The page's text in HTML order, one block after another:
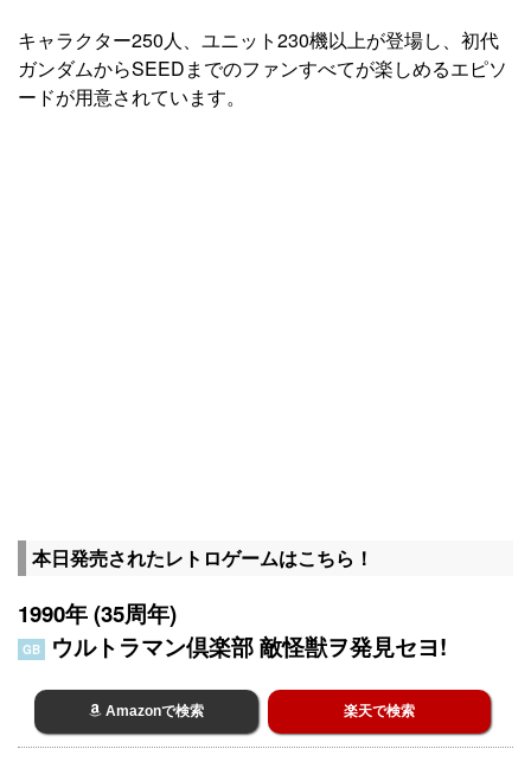
キャラクター250人、ユニット230機以上が登場し、初代
ガンダムからSEEDまでのファンすべてが楽しめるエピソ
ードが用意されています。
本日発売されたレトロゲームはこちら！
1990年 (35周年)
GB ウルトラマン倶楽部 敵怪獣ヲ発見セヨ!
Amazonで検索 楽天で検索